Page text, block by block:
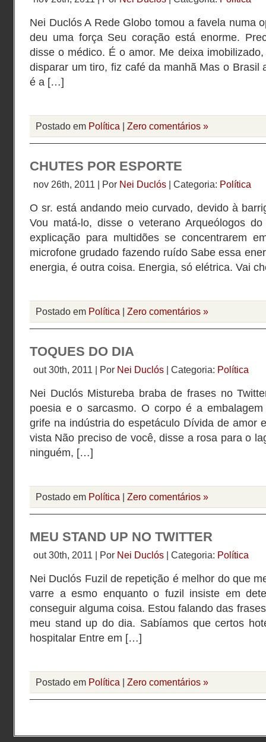
Nei Duclós A Rede Globo tomou a favela numa
deu uma força Seu coração está enorme.
disse o médico. É o amor. Me deixa
disparar um tiro, fiz café da manhã Mas o Brasil
é a […]
Postado em Política | Zero comentários »
CHUTES POR ESPORTE
nov 26th, 2011 | Por Nei Duclós | Categoria: Política
O sr. está andando meio curvado, devido à
Vou matá-lo, disse o veterano Arqueólogos
explicação para multidões se concentrarem
microfone grudado fazendo ruído Sabe essa
energia, é outra coisa. Energia, só elétrica. Vai
Postado em Política | Zero comentários »
TOQUES DO DIA
out 30th, 2011 | Por Nei Duclós | Categoria: Política
Nei Duclós Mistureba braba de frases no
poesia e o sarcasmo. O corpo é a
grife na indústria do espetáculo Dívida de amor
vista Não preciso de você, disse a rosa para o
ninguém, […]
Postado em Política | Zero comentários »
MEU STAND UP NO TWITTER
out 30th, 2011 | Por Nei Duclós | Categoria: Política
Nei Duclós Fuzil de repetição é melhor do que
varre a esmo enquanto o fuzil insiste em
conseguir alguma coisa. Estou falando das
meu stand up do dia. Sabíamos que certos
hospitalar Entre em […]
Postado em Política | Zero comentários »